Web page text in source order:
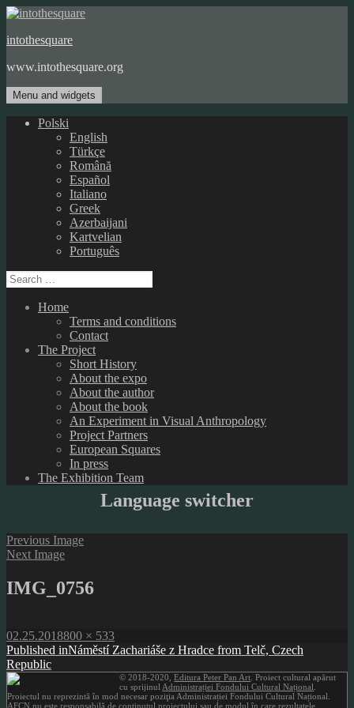
Skip
content
intothesquare
www.intothesquare.org
Menu and widgets
Polski
English
Türkçe
Română
Español
Italiano
Greek
Azerbaijani
Kartvelian
Português
Search
for:
Home
Terms and conditions
Contact
The Project
Short History
About the expo
About the author
About the book
An Experiment in Visual Anthropology
Project Partners
European Squares
In press
The Exhibition Team
Language switcher
Previous Image
Next Image
IMG_0756
Posted
on
02.25.2018Full
size
800 × 533
Post
navigation
Published inNáměstí Zachariáše z Hradce from Telč, Czech
Republic
© 2018-2020,Editura Peter Pan Art . Proiect cultural apărut
cu sprijinul Administrației Fondului Cultural Național
Proiectul nu reprezintă în mod necesar poziţia Administrației Fondului Cultural Național.
AFCN nu este responsabilă de conținutul proiectului sau de modul în care rezultatele